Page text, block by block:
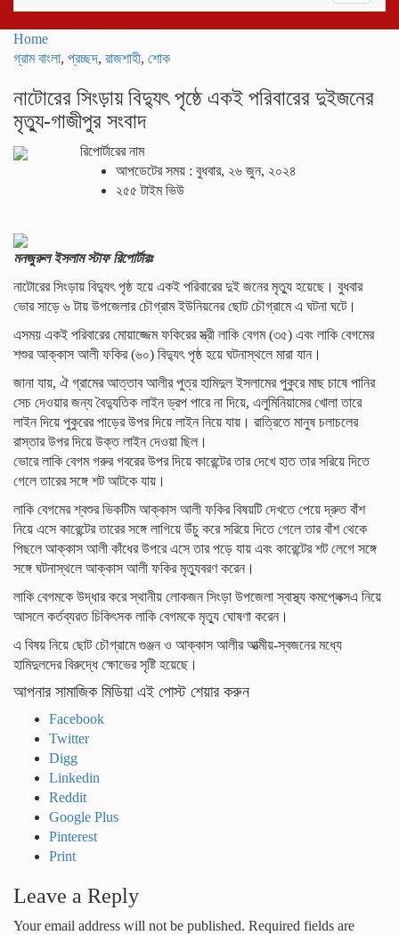
Home
গ্রাম বাংলা, প্রচ্ছদ, রাজশাহী, শোক
নাটোরের সিংড়ায় বিদ্যুৎ পৃষ্ঠে একই পরিবারের দুইজনের
মৃত্যু-গাজীপুর সংবাদ
রিপোর্টারের নাম
আপডেটের সময় : বুধবার, ২৬ জুন, ২০২৪
২৫৫ টাইম ভিউ
মনজুরুল ইসলাম স্টাফ রিপোর্টারঃ
নাটোরের সিংড়ায় বিদ্যুৎ পৃষ্ঠ হয়ে একই পরিবারের দুই জনের মৃত্যু হয়েছে। বুধবার
ভোর সাড়ে ৬ টায় উপজেলার চৌগ্রাম ইউনিয়নের ছোট চৌগ্রামে এ ঘটনা ঘটে।
এসময় একই পরিবারের মোয়াজ্জেম ফকিরের স্ত্রী লাকি বেগম (৩৫) এবং লাকি বেগমের
শশুর আক্কাস আলী ফকির (৬০) বিদ্যুৎ পৃষ্ঠ হয়ে ঘটনাস্থলে মারা যান।
জানা যায়, ঐ গ্রামের আত্তাব আলীর পুত্র হামিদুল ইসলামের পুকুরে মাছ চাষে পানির
সেচ দেওয়ার জন্য বৈদ্যুতিক লাইন ড্রপ পারে না দিয়ে, এলুমিনিয়ামের খোলা তারে
লাইন দিয়ে পুকুরের পাড়ের উপর দিয়ে লাইন নিয়ে যায়। রাত্রিতে মানুষ চলাচলের
রাস্তার উপর দিয়ে উক্ত লাইন দেওয়া ছিল।
ভোরে লাকি বেগম গরুর গবরের উপর দিয়ে কারেন্টের তার দেখে হাত তার সরিয়ে দিতে
গেলে তারের সঙ্গে শট আটকে যায়।
লাকি বেগমের শ্বশুর ভিকটিম আক্কাস আলী ফকির বিষয়টি দেখতে পেয়ে দ্রুত বাঁশ
নিয়ে এসে কারেন্টের তারের সঙ্গে লাগিয়ে উঁচু করে সরিয়ে দিতে গেলে তার বাঁশ থেকে
পিছলে আক্কাস আলী কাঁধের উপরে এসে তার পড়ে যায় এবং কারেন্টের শট লেগে সঙ্গে
সঙ্গে ঘটনাস্থলে আক্কাস আলী ফকির মৃত্যুবরণ করেন।
লাকি বেগমকে উদ্ধার করে স্থানীয় লোকজন সিংড়া উপজেলা স্বাস্থ্য কমপ্লেক্সএ নিয়ে
আসলে কর্তব্যরত চিকিৎসক লাকি বেগমকে মৃত্যু ঘোষণা করেন।
এ বিষয় নিয়ে ছোট চৌগ্রামে গুঞ্জন ও আক্কাস আলীর আত্মীয়-স্বজনের মধ্যে
হামিদুলদের বিরুদ্ধে ক্ষোভের সৃষ্টি হয়েছে।
আপনার সামাজিক মিডিয়া এই পোস্ট শেয়ার করুন
Facebook
Twitter
Digg
Linkedin
Reddit
Google Plus
Pinterest
Print
Leave a Reply
Your email address will not be published. Required fields are